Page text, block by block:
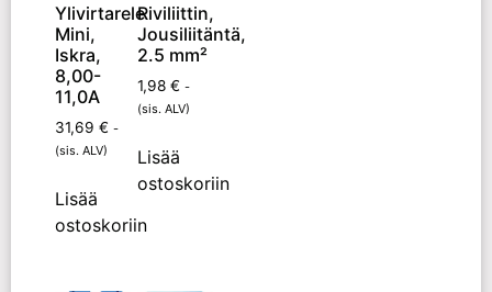
Ylivirtarele
Mini,
Iskra,
8,00-
11,0A
31,69 € -
(sis. ALV)
Lisää
ostoskoriin
Riviliittin,
Jousiliitäntä,
2.5 mm²
1,98 € -
(sis. ALV)
Lisää
ostoskoriin